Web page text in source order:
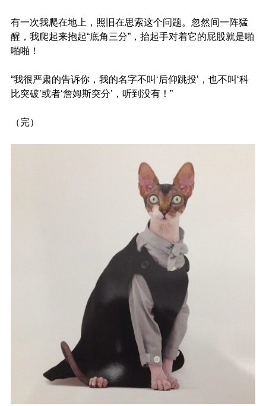
有一次我爬在地上，照旧在思索这个问题。忽然间一阵猛
醒，我爬起来抱起“底角三分”，抬起手对着它的屁股就是啪
啪啪！
“我很严肃的告诉你，我的名字不叫‘后仰跳投’，也不叫‘科
比突破’或者‘詹姆斯突分’，听到没有！”
（完）